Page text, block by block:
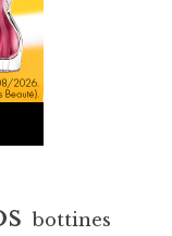
bottines